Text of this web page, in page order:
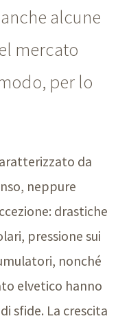
alcune
mercato
per lo
da
neppure
drastiche
pressione sui
nonché
elvetico hanno
sfide. La crescita